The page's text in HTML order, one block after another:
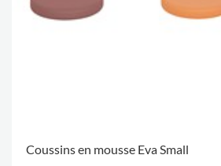
Coussins en mousse Eva Small